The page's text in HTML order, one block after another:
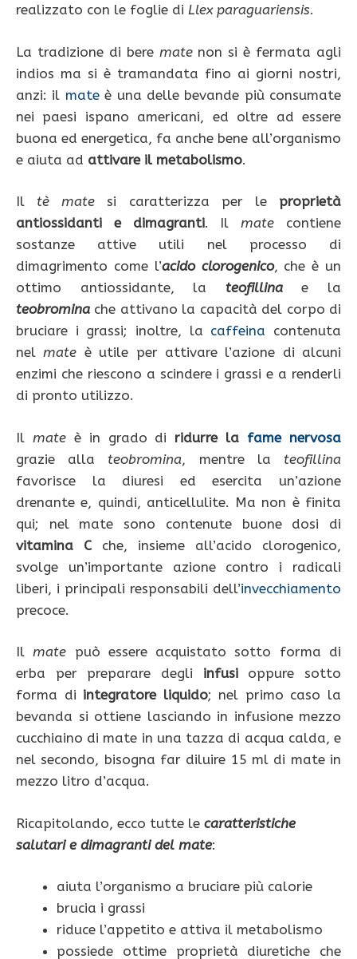
realizzato con le foglie di Llex paraguariensis.
La tradizione di bere matenon si è fermata agli
indios ma si è tramandata fino ai giorni nostri,
anzi: il mateè una delle bevande più consumate
nei paesi ispano americani, ed oltre ad essere
buona ed energetica, fa anche bene all’organismo
e aiuta ad attivare il metabolismo.
Iltè mate si caratterizza per le proprietà
antiossidanti e dimagranti. Ilmate contiene
sostanze attive utili nel processo di
dimagrimento come l’acido clorogenico, che è un
ottimo antiossidante, la teofillinae la
teobromina che attivano la capacità del corpo di
bruciare i grassi; inoltre, la caffeina contenuta
nelmate è utile per attivare l’azione di alcuni
enzimi che riescono a scindere i grassi e a renderli
di pronto utilizzo.
Il mateè in grado di ridurre la fame nervosa
grazie allateobromina, mentre lateofillina
favorisce la diuresi ed esercita un’azione
drenante e, quindi, anticellulite. Ma non è finita
qui; nel mate sono contenute buone dosi di
vitamina C che, insieme all’acido clorogenico,
svolge un’importante azione contro i radicali
liberi, i principali responsabili dell’invecchiamento
precoce.
Ilmate può essere acquistato sotto forma di
erba per preparare degli infusioppure sotto
forma di integratore liquido; nel primo caso la
bevanda si ottiene lasciando in infusione mezzo
cucchiaino di mate in una tazza di acqua calda, e
nel secondo, bisogna far diluire 15 ml di mate in
mezzo litro d’acqua.
Ricapitolando, ecco tutte le caratteristiche
salutari e dimagranti del mate:
aiuta l’organismo a bruciare più calorie
brucia i grassi
riduce l’appetito e attiva il metabolismo
possiede ottime proprietà diuretiche che